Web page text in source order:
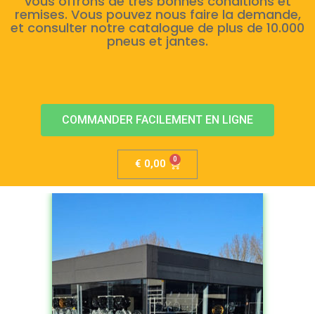
remises. Vous pouvez nous faire la demande,
et consulter notre catalogue de plus de 10.000
pneus et jantes.
COMMANDER FACILEMENT EN LIGNE
€ 0,00